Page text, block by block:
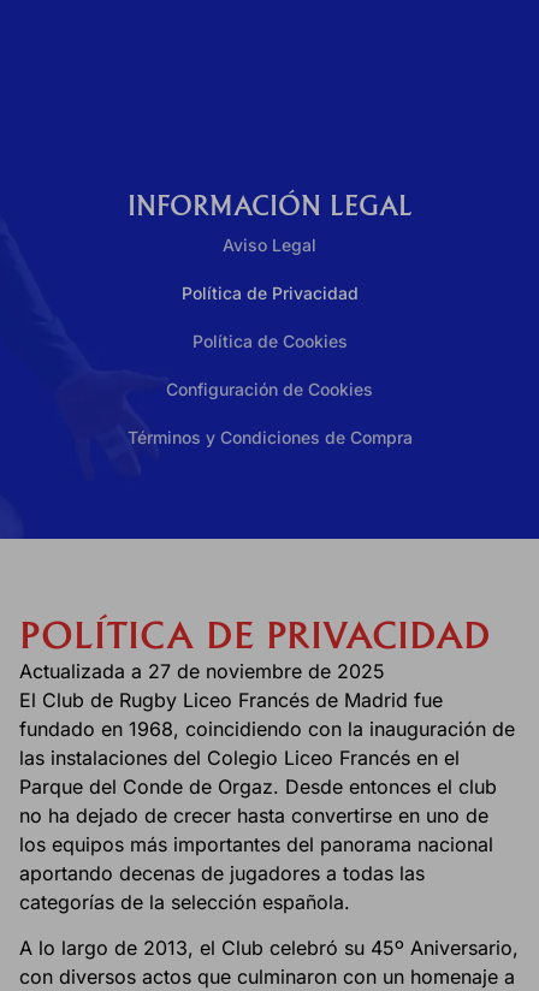
INFORMACIÓN LEGAL
Aviso Legal
Política de Privacidad
Política de Cookies
Configuración de Cookies
Términos y Condiciones de Compra
POLÍTICA DE PRIVACIDAD
Actualizada a 27 de noviembre de 2025
El Club de Rugby Liceo Francés de Madrid fue
fundado en 1968, coincidiendo con la inauguración de
las instalaciones del Colegio Liceo Francés en el
Parque del Conde de Orgaz. Desde entonces el club
no ha dejado de crecer hasta convertirse en uno de
los equipos más importantes del panorama nacional
aportando decenas de jugadores a todas las
categorías de la selección española.
A lo largo de 2013, el Club celebró su 45º Aniversario,
con diversos actos que culminaron con un homenaje a